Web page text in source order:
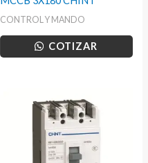
CONTROL Y MANDO
COTIZAR